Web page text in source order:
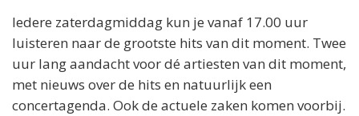
Iedere zaterdagmiddag kun je vanaf 17.00 uur
luisteren naar de grootste hits van dit moment. Twee
uur lang aandacht voor dé artiesten van dit moment,
met nieuws over de hits en natuurlijk een
concertagenda. Ook de actuele zaken komen voorbij.